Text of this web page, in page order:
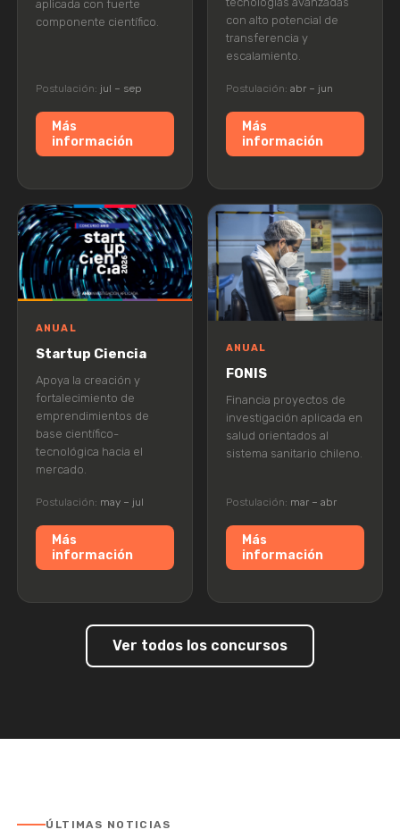
aplicada con fuerte
componente científico.
Postulación: jul – sep
Más
información
con alto potencial de
transferencia y
escalamiento.
Postulación: abr – jun
Más
información
ANUAL
Startup Ciencia
Apoya la creación y
fortalecimiento de
emprendimientos de
base científico-
tecnológica hacia el
mercado.
Postulación: may – jul
Más
información
ANUAL
FONIS
Financia proyectos de
investigación aplicada en
salud orientados al
sistema sanitario chileno.
Postulación: mar – abr
Más
información
Ver todos los concursos
ÚLTIMAS NOTICIAS